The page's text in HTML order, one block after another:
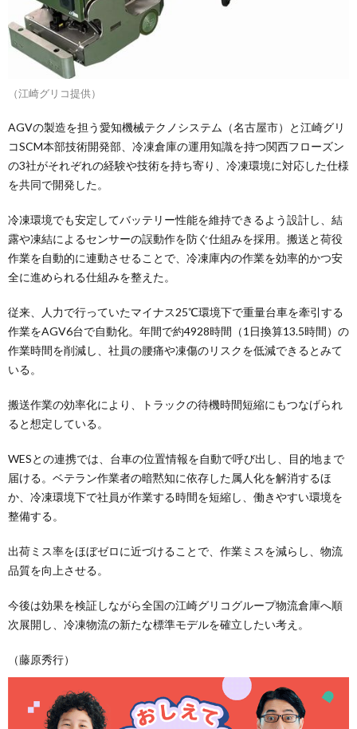
（江崎グリコ提供）
AGVの製造を担う愛知機械テクノシステム（名古屋市）と江崎グリ
コSCM本部技術開発部、冷凍倉庫の運用知識を持つ関西フローズン
の3社がそれぞれの経験や技術を持ち寄り、冷凍環境に対応した仕様
を共同で開発した。
冷凍環境でも安定してバッテリー性能を維持できるよう設計し、結
露や凍結によるセンサーの誤動作を防ぐ仕組みを採用。搬送と荷役
作業を自動的に連動させることで、冷凍庫内の作業を効率的かつ安
全に進められる仕組みを整えた。
従来、人力で行っていたマイナス25℃環境下で重量台車を牽引する
作業をAGV6台で自動化。年間で約4928時間（1日換算13.5時間）の
作業時間を削減し、社員の腰痛や凍傷のリスクを低減できるとみて
いる。
搬送作業の効率化により、トラックの待機時間短縮にもつなげられ
ると想定している。
WESとの連携では、台車の位置情報を自動で呼び出し、目的地まで
届ける。ベテラン作業者の暗黙知に依存した属人化を解消するほ
か、冷凍環境下で社員が作業する時間を短縮し、働きやすい環境を
整備する。
出荷ミス率をほぼゼロに近づけることで、作業ミスを減らし、物流
品質を向上させる。
今後は効果を検証しながら全国の江崎グリコグループ物流倉庫へ順
次展開し、冷凍物流の新たな標準モデルを確立したい考え。
（藤原秀行）